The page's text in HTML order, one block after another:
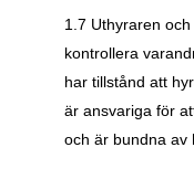
1.7 Uthyraren
kontrollera
har tillstånd att
är ansvariga för
och är bundna av